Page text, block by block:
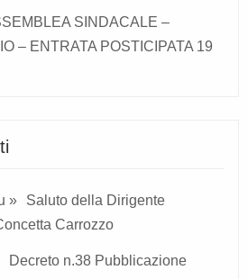
SINDACALE –
– ENTRATA POSTICIPATA 19
Saluto della Dirigente
Carrozzo
Decreto n.38 Pubblicazione